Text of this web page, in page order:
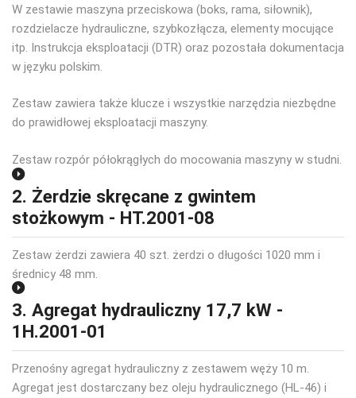
W zestawie maszyna przeciskowa (boks, rama, siłownik),
rozdzielacze hydrauliczne, szybkozłącza, elementy mocujące
itp. Instrukcja eksploatacji (DTR) oraz pozostała dokumentacja
w języku polskim.
Zestaw zawiera także klucze i wszystkie narzędzia niezbędne
do prawidłowej eksploatacji maszyny.
Zestaw rozpór półokrągłych do mocowania maszyny w studni.
2. Żerdzie skręcane z gwintem
stożkowym - HT.2001-08
Zestaw żerdzi zawiera 40 szt. żerdzi o długości 1020 mm i
średnicy 48 mm.
3. Agregat hydrauliczny 17,7 kW -
1H.2001-01
Przenośny agregat hydrauliczny z zestawem węży 10 m.
Agregat jest dostarczany bez oleju hydraulicznego (HL-46) i